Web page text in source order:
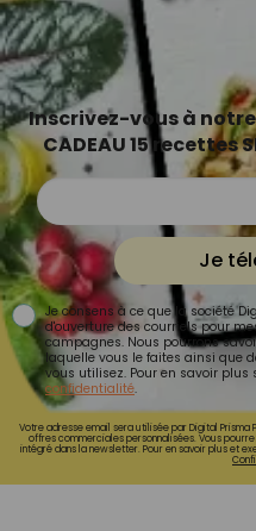
Inscrivez-vous à
CADEAU 15 recettes
Je
Je consens à ce que la société
d'ouverture des courriels pour
campagnes. Nous pourrons
laquelle vous le faites ainsi que
vous utilisez. Pour en savoir plus
confidentialité.
Votre adresse email sera utilisée par Digital
offres commerciales personnalisées. Vous
intégré dans la newsletter. Pour en savoir plus et